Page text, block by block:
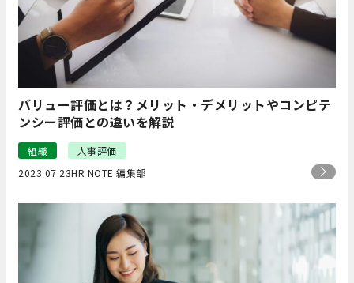
バリュー評価とは？メリット・デメリットやコンピテ
ンシー評価との違いを解説
組織
人事評価
2023.07.23HR NOTE 編集部